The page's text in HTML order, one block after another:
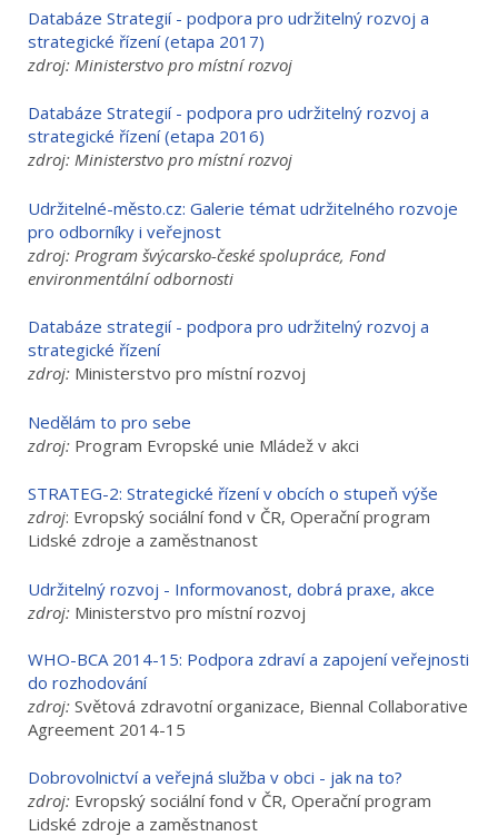
Databáze Strategií - podpora pro udržitelný rozvoj a
strategické řízení (etapa 2017)
zdroj: Ministerstvo pro místní rozvoj
Databáze Strategií - podpora pro udržitelný rozvoj a
strategické řízení (etapa 2016)
zdroj: Ministerstvo pro místní rozvoj
Udržitelné-město.cz: Galerie témat udržitelného rozvoje
pro odborníky i veřejnost
zdroj: Program švýcarsko-české spolupráce, Fond
environmentální odbornosti
Databáze strategií - podpora pro udržitelný rozvoj a
strategické řízení
zdroj: Ministerstvo pro místní rozvoj
Nedělám to pro sebe
zdroj: Program Evropské unie Mládež v akci
STRATEG-2: Strategické řízení v obcích o stupeň výše
zdroj: Evropský sociální fond v ČR, Operační program
Lidské zdroje a zaměstnanost
Udržitelný rozvoj - Informovanost, dobrá praxe, akce
zdroj: Ministerstvo pro místní rozvoj
WHO-BCA 2014-15: Podpora zdraví a zapojení veřejnosti
do rozhodování
zdroj: Světová zdravotní organizace, Biennal Collaborative
Agreement 2014-15
Dobrovolnictví a veřejná služba v obci - jak na to?
zdroj: Evropský sociální fond v ČR, Operační program
Lidské zdroje a zaměstnanost